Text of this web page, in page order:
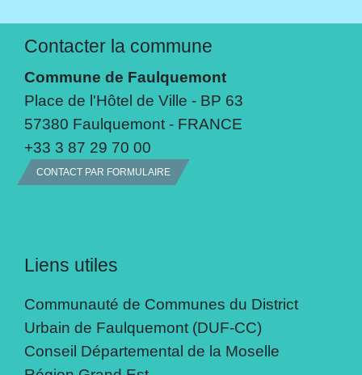
Contacter la commune
Commune de Faulquemont
Place de l'Hôtel de Ville - BP 63
57380 Faulquemont - FRANCE
+33 3 87 29 70 00
CONTACT PAR FORMULAIRE
Liens utiles
Communauté de Communes du District
Urbain de Faulquemont (DUF-CC)
Conseil Départemental de la Moselle